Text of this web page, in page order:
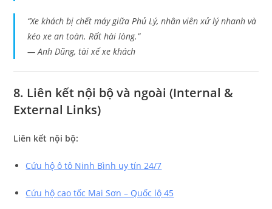
“Xe khách bị chết máy giữa Phủ Lý, nhân viên xử lý nhanh và
kéo xe an toàn. Rất hài lòng.”
—Anh Dũng, tài xế xe khách
8. Liên kết nội bộ và ngoài (Internal &
External Links)
Liên kết nội bộ:
Cứu hộ ô tô Ninh Bình uy tín 24/7
Cứu hộ cao tốc Mai Sơn – Quốc lộ 45